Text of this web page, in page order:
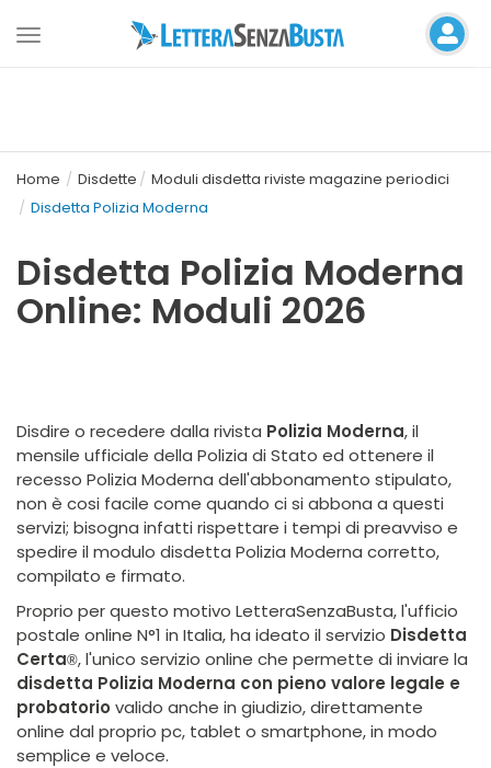
Toggle
Home Disdette
Moduli disdetta riviste magazine periodici
Disdetta Polizia Moderna
Disdetta Polizia Moderna
Online: Moduli 2026
Disdire o recedere dalla rivista Polizia Moderna, il
mensile ufficiale della Polizia di Stato ed ottenere il
recesso Polizia Moderna dell'abbonamento stipulato,
non è cosi facile come quando ci si abbona a questi
servizi; bisogna infatti rispettare i tempi di preavviso e
spedire il modulo disdetta Polizia Moderna corretto,
compilato e firmato.
Proprio per questo motivo LetteraSenzaBusta, l'ufficio
postale online N°1 in Italia, ha ideato il servizio Disdetta
Certa®, l'unico servizio online che permette di inviare la
disdetta Polizia Moderna con pieno valore legale e
probatorio valido anche in giudizio, direttamente
online dal proprio pc, tablet o smartphone, in modo
semplice e veloce.